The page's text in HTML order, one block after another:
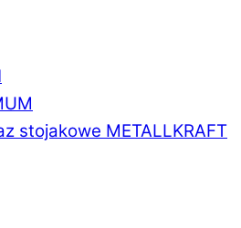
stojakowe METALLKRAFT